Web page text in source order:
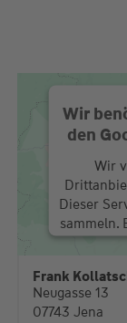
Wir
den
Wir
Dieser
sammeln.
stimmen
Frank
Neugasse 13
07743 Jena